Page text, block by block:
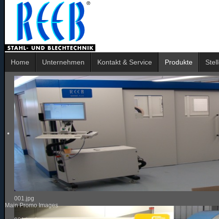
Home Unternehmen Kontakt & Service Produkte
001.jpg
Main Promo Images